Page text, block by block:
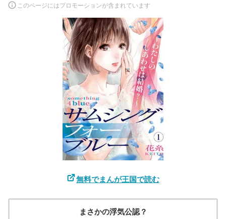
このページにはプロモーションが含まれています
無料でまんが王国で読む
まさかの浮気公認？